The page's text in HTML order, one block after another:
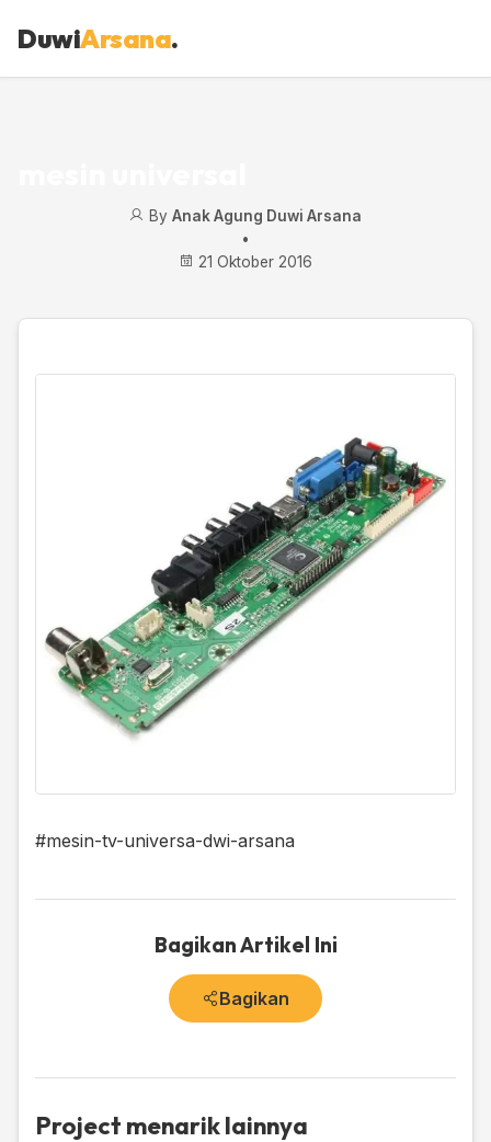
DuwiArsana.
By Anak Agung Duwi Arsana
•
21 Oktober 2016
#mesin-tv-universa-dwi-arsana
Bagikan Artikel Ini
Bagikan
Project menarik lainnya